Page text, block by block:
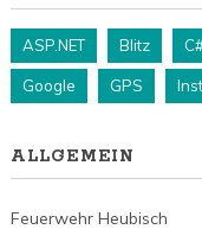
ASP.NET Blitz
Google GPS
ALLGEMEIN
Feuerwehr Heubisch